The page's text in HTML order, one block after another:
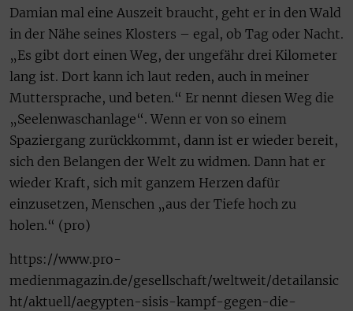
Damian mal eine Auszeit braucht, geht er in den Wald
in der Nähe seines Klosters – egal, ob Tag oder Nacht.
„Es gibt dort einen Weg, der ungefähr drei Kilometer
lang ist. Dort kann ich laut reden, auch in meiner
Muttersprache, und beten.“ Er nennt diesen Weg die
„Seelenwaschanlage“. Wenn er von so einem
Spaziergang zurückkommt, dann ist er wieder bereit,
sich den Belangen der Welt zu widmen. Dann hat er
wieder Kraft, sich mit ganzem Herzen dafür
einzusetzen, Menschen „aus der Tiefe hoch zu
holen.“ (pro)
https://www.pro-
medienmagazin.de/gesellschaft/weltweit/detailansic
ht/aktuell/aegypten-sisis-kampf-gegen-die-